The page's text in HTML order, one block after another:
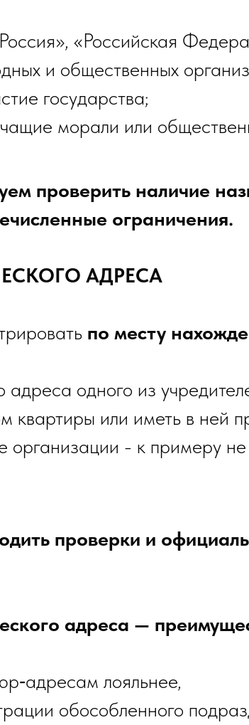
«Российская
и общественных
государства;
морали или
проверить наличие
ограничения.
АДРЕСА
по месту
одного из
квартиры или иметь в ней
- к примеру не
проверки и
адреса —
лояльнее,
обособленного